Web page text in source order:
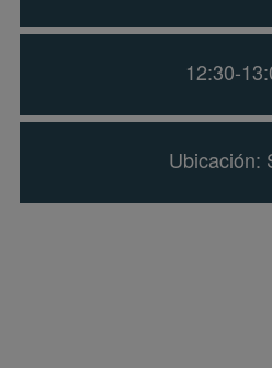
12:30-
Ubicación: